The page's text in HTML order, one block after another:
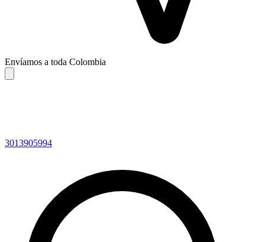
Envíamos a toda Colombia
3013905994